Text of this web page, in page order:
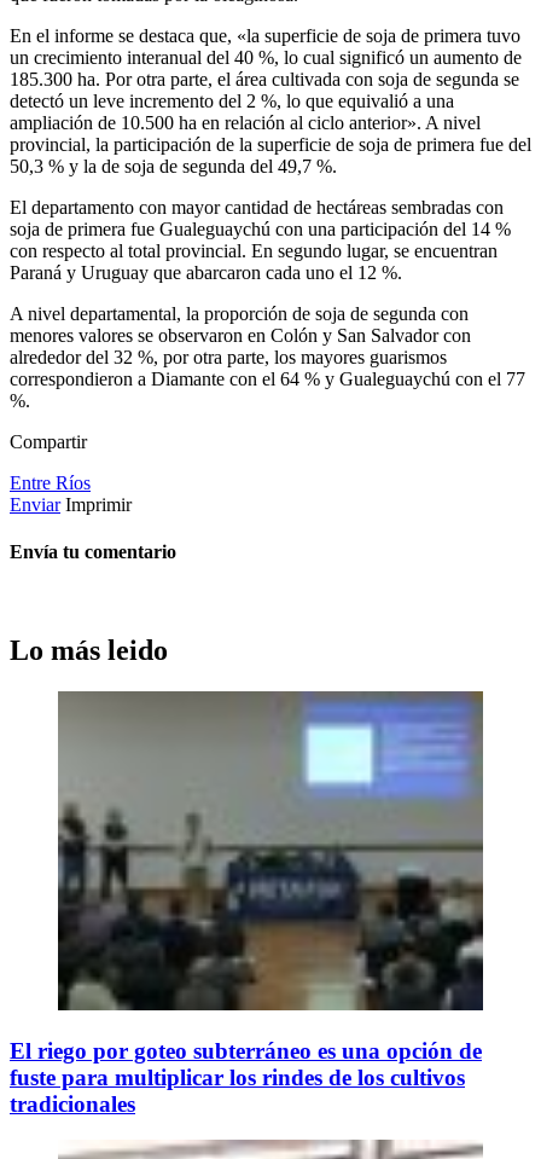
En el informe se destaca que, «la superficie de soja de primera tuvo
un crecimiento interanual del 40 %, lo cual significó un aumento de
185.300 ha. Por otra parte, el área cultivada con soja de segunda se
detectó un leve incremento del 2 %, lo que equivalió a una
ampliación de 10.500 ha en relación al ciclo anterior». A nivel
provincial, la participación de la superficie de soja de primera fue del
50,3 % y la de soja de segunda del 49,7 %.
El departamento con mayor cantidad de hectáreas sembradas con
soja de primera fue Gualeguaychú con una participación del 14 %
con respecto al total provincial. En segundo lugar, se encuentran
Paraná y Uruguay que abarcaron cada uno el 12 %.
A nivel departamental, la proporción de soja de segunda con
menores valores se observaron en Colón y San Salvador con
alrededor del 32 %, por otra parte, los mayores guarismos
correspondieron a Diamante con el 64 % y Gualeguaychú con el 77
%.
Compartir
Entre Ríos
Enviar Imprimir
Envía tu comentario
Lo más leido
El riego por goteo subterráneo es una opción de
fuste para multiplicar los rindes de los cultivos
tradicionales